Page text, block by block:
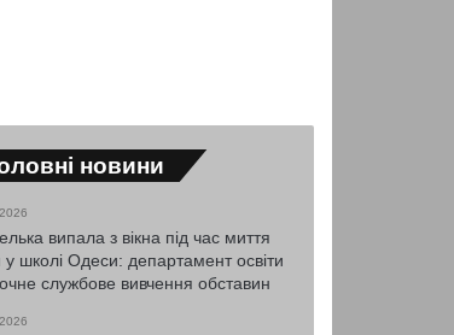
новини
випала з вікна під час миття
у школі Одеси: департамент освіти
службове вивчення обставин